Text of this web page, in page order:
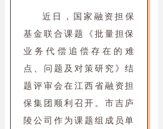
近日，国家融资担保
基金联合课题《批量担保
业务代偿追偿存在的难
点、问题及对策研究》结
题评审会在江西省融资担
保集团顺利召开。市吉庐
陵公司作为课题组成员单